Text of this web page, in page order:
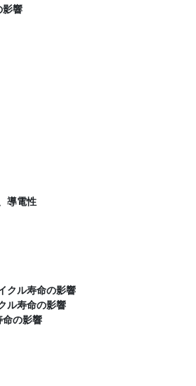
影響
導電性
クル寿命の影響
ル寿命の影響
の影響